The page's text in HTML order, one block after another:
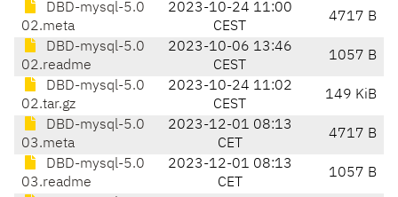
DBD-mysql-5.0
02.meta
2023-10-24 11:00
CEST
4717 B
DBD-mysql-5.0
02.readme
2023-10-06 13:46
CEST
1057 B
DBD-mysql-5.0
02.tar.gz
2023-10-24 11:02
CEST
149 KiB
DBD-mysql-5.0
03.meta
2023-12-01 08:13
CET
4717 B
DBD-mysql-5.0
03.readme
2023-12-01 08:13
CET
1057 B